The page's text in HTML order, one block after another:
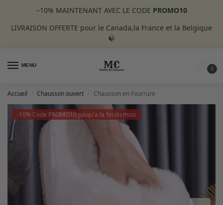
–10% MAINTENANT AVEC LE CODE PROMO10
LIVRAISON OFFERTE pour le Canada,la France et la Belgique
MENU
0
Accueil Chausson ouvert Chausson en Fourrure
-10% Code PROMO10 jusqu'a la fin du mois